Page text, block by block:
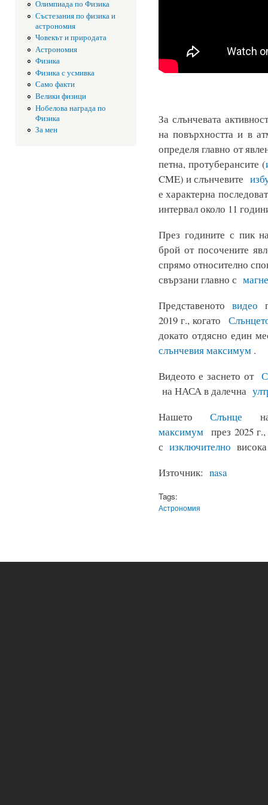
Олимпиада по Физика
Състезания по физика и
астрономия
Човекът и природата
Астрономия
Физика
Физика с усмивка
Само факти
Велики физици
Нобелова награда по
Физика
За мен
За слънчевата
на повърхността и в
определя главно от
петна, протуберансите (
CME) и слънчевите
е характерна
интервал около 11
През годините с пик
брой от посочените
спрямо относително
свързани главно с
Представеното видео
2019 г., когато
докато отдясно един
слънчевия максимум.
Видеото е заснето от
на НАСА в далечна
НашетоСлънце
максимумпрез 2025 г.,
с изключително
Източник: nasa
Tags:
Астрономия